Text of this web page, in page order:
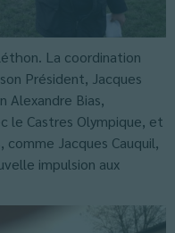
La coordination
Président, Jacques
Alexandre Bias,
le Castres Olympique, et
comme Jacques Cauquil,
impulsion aux